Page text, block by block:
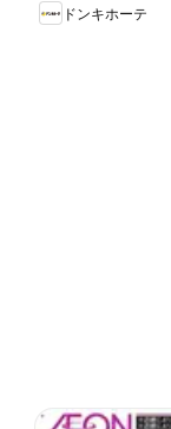
ドンキホーテ